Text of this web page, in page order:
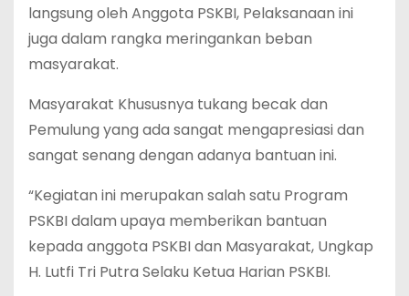
langsung oleh Anggota PSKBI, Pelaksanaan ini
juga dalam rangka meringankan beban
masyarakat.
Masyarakat Khususnya tukang becak dan
Pemulung yang ada sangat mengapresiasi dan
sangat senang dengan adanya bantuan ini.
“Kegiatan ini merupakan salah satu Program
PSKBI dalam upaya memberikan bantuan
kepada anggota PSKBI dan Masyarakat, Ungkap
H. Lutfi Tri Putra Selaku Ketua Harian PSKBI.